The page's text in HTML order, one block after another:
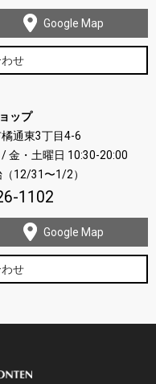
Google Map
せ
ップ
通東3丁目4-6
金・土曜日 10:30-20:00
12/31〜1/2）
1102
Google Map
せ